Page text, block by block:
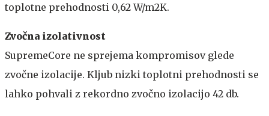
toplotne prehodnosti 0,62 W/m2K.
Zvočna izolativnost
SupremeCore ne sprejema kompromisov glede
zvočne izolacije. Kljub nizki toplotni prehodnosti se
lahko pohvali z rekordno zvočno izolacijo 42 db.